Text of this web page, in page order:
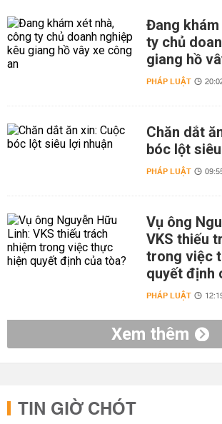
Đang
ty chủ
giang hồ
PHÁP LUẬT
Chăn dắt
bóc lột
PHÁP LUẬT
Vụ ông
VKS thiếu
trong việc
quyết định
PHÁP LUẬT
Xem thêm
TIN GIỜ CHÓT